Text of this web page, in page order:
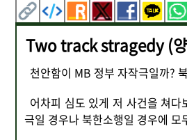
Two track stragedy (
천안함이 MB 정부 자작극일까?
어차피 심도 있게 저 사건을 쳐
극일 경우나 북한소행일 경우에